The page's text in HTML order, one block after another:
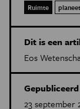
Ruimte planeet
Dit is een
Eos
23 september